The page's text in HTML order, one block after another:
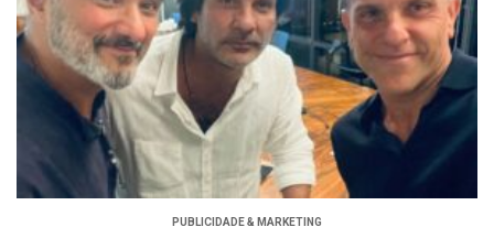
PUBLICIDADE & MARKETING